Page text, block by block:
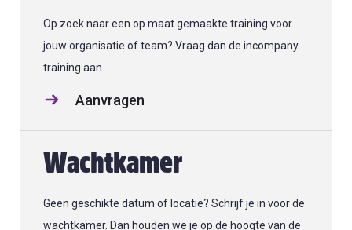
Op zoek naar een op maat gemaakte training voor
jouw organisatie of team? Vraag dan de incompany
training aan.
Aanvragen
Wachtkamer
Geen geschikte datum of locatie? Schrijf je in voor de
wachtkamer. Dan houden we je op de hoogte van de